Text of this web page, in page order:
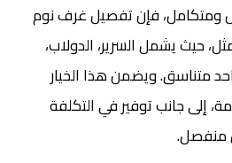
ومتكامل، فإن تفصيل غرف نوم
حيث يشمل السرير، الدولاب،
متناسق. ويضمن هذا الخيار
إلى جانب توفير في التكلفة
منفصل.